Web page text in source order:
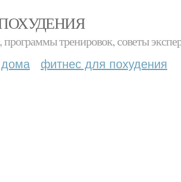
тренировок, советы
фитнес для похудения